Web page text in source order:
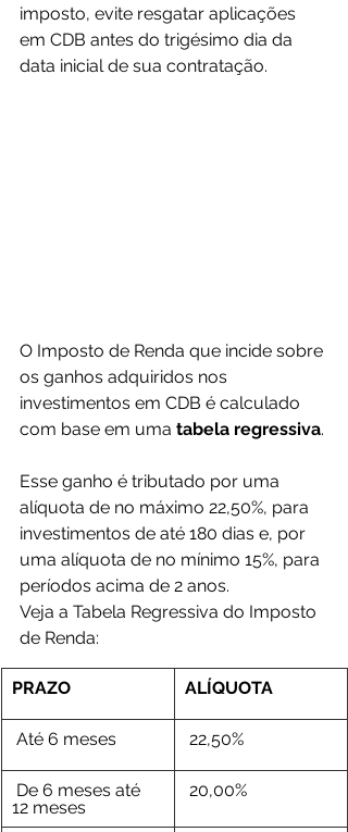
imposto, evite resgatar aplicações
em CDB antes do trigésimo dia da
data inicial de sua contratação.
O Imposto de Renda que incide sobre
os ganhos adquiridos nos
investimentos em CDB é calculado
com base em uma tabela regressiva.
Esse ganho é tributado por uma
alíquota de no máximo 22,50%, para
investimentos de até 180 dias e, por
uma alíquota de no mínimo 15%, para
períodos acima de 2 anos.
Veja a Tabela Regressiva do Imposto
de Renda:
PRAZO ALÍQUOTA
Até 6 meses 22,50%
12 meses
20,00%